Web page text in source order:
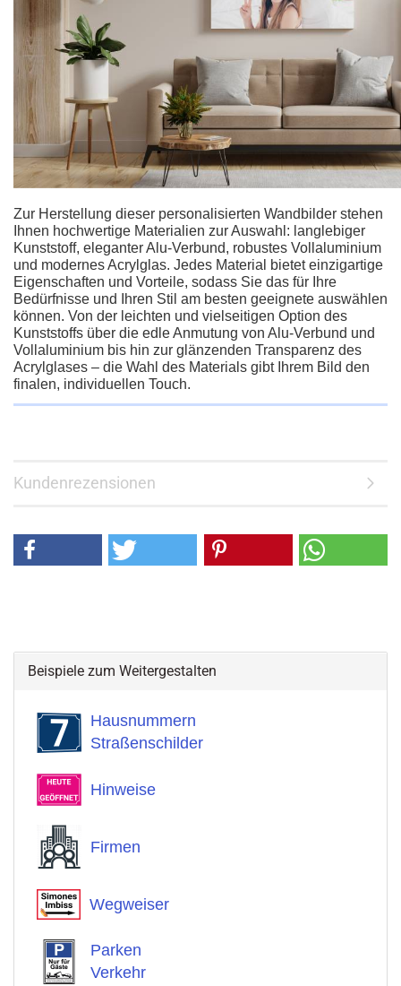
Zur Herstellung dieser personalisierten Wandbilder stehen
Ihnen hochwertige Materialien zur Auswahl: langlebiger
Kunststoff, eleganter Alu-Verbund, robustes Vollaluminium
und modernes Acrylglas. Jedes Material bietet einzigartige
Eigenschaften und Vorteile, sodass Sie das für Ihre
Bedürfnisse und Ihren Stil am besten geeignete auswählen
können. Von der leichten und vielseitigen Option des
Kunststoffs über die edle Anmutung von Alu-Verbund und
Vollaluminium bis hin zur glänzenden Transparenz des
Acrylglases – die Wahl des Materials gibt Ihrem Bild den
finalen, individuellen Touch.
Kundenrezensionen
Beispiele zum Weitergestalten
Hausnummern
Straßenschilder
Hinweise
Firmen
Wegweiser
Parken
Verkehr